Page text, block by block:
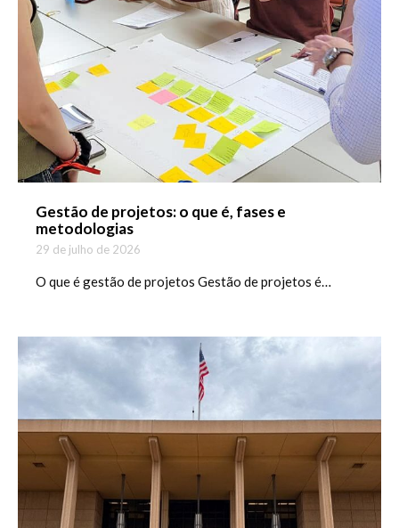
Gestão de projetos: o que é, fases e
metodologias
29 de julho de 2026
O que é gestão de projetos Gestão de projetos é…